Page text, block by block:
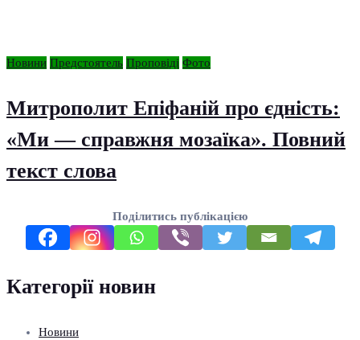
Новини Предстоятель Проповіді Фото
Митрополит Епіфаній про єдність:
«Ми — справжня мозаїка». Повний
текст слова
Поділитись публікацією
Категорії новин
Новини